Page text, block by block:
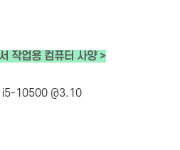
작업용 컴퓨터 사양 >
10500 @3.10